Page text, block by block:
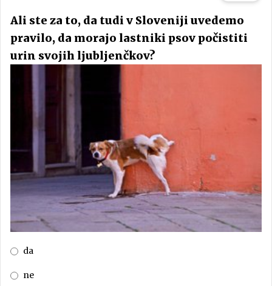
Ali ste za to, da tudi v Sloveniji uvedemo
pravilo, da morajo lastniki psov počistiti
urin svojih ljubljenčkov?
da
ne